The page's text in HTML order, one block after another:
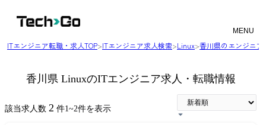
MENU
ITエンジニア転職・求人TOP>ITエンジニア求人検索>Linux>香川県のエンジニア
香川県 LinuxのITエンジニア求人・転職情報
該当求人数 2 件1~2件を表示